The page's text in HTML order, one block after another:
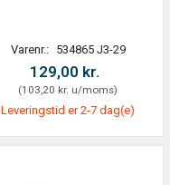
Varenr.: 534865 J3-29
129,00 kr.
(103,20 kr. u/moms)
Leveringstid er 2-7 dag(e)